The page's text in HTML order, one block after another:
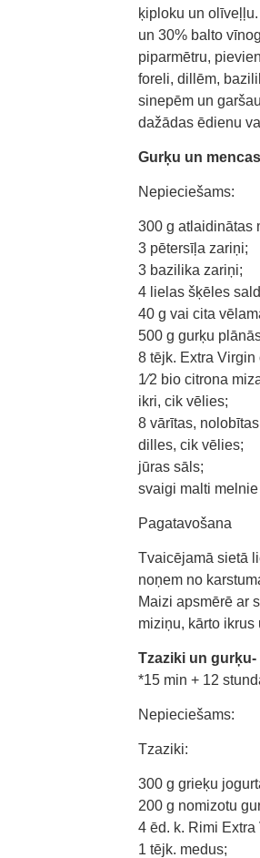
ķiploku un
un 30% balto
piparmētru,
foreli, dillēm,
sinepēm un
dažādas ēdienu
Gurķu un
Nepieciešams:
300 g atlaidinātas
3 pētersīļa zariņi;
3 bazilika zariņi;
4 lielas šķēles
40 g vai cita
500 g gurķu
8 tējk. Extra Virgin
1⁄2 bio citrona
ikri, cik vēlies;
8 vārītas,
dilles, cik vēlies;
jūras sāls;
svaigi malti
Pagatavošana
Tvaicējamā sietā
noņem no
Maizi apsmērē ar
miziņu, kārto
Tzaziki un gurķu-
*15 min + 12
Nepieciešams:
Tzaziki:
300 g grieķu
200 g nomizotu
4 ēd. k. Rimi
1 tējk. medus;